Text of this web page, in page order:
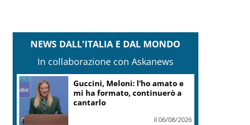
NEWS DALL'ITALIA E DAL MONDO
In collaborazione con Askanews
Guccini, Meloni: l’ho amato e
mi ha formato, continuerò a
cantarlo
il 06/08/2026